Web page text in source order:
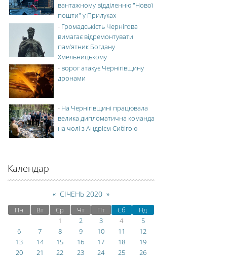
вантажному відділенню "Нової
пошти" у Прилуках
- Громадськість Чернігова
вимагає відремонтувати
пам’ятник Богдану
Хмельницькому
- ворог атакує Чернігівщину
дронами
- На Чернігівщині працювала
велика дипломатична команда
на чолі з Андрієм Сибігою
Календар
« СІЧЕНЬ 2020 »
Пн Вт Ср Чт Пт Сб
Нд
1
2 3 4
5
6
7 8 9 10 11
12
13
14 15 16 17 18
19
20
21 22 23 24 25
26